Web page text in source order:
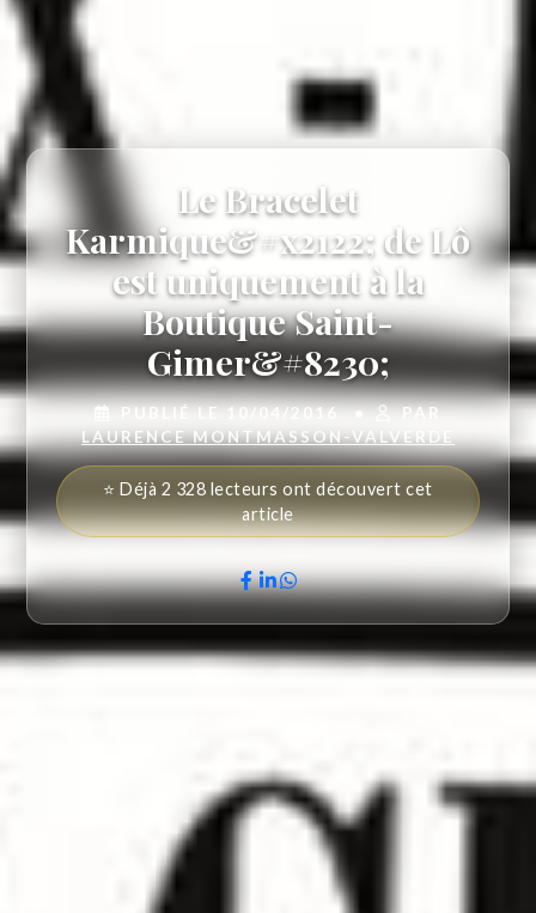
Le Bracelet
Karmique&#x2122; de Lô
est uniquement à la
Boutique Saint-
Gimer&#8230;
PUBLIÉ LE 10/04/2016 •
PAR
LAURENCE MONTMASSON-VALVERDE
⭐ Déjà 2 328 lecteurs ont découvert cet
article